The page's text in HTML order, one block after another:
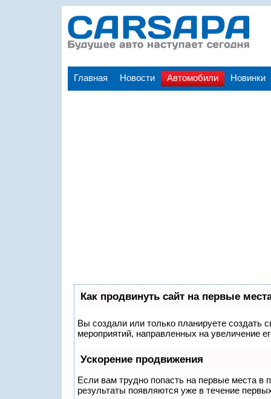
Главная Новости Автомобили Новинки
Как продвинуть сайт на первые
Вы создали или только планируете создать
мероприятий, направленных на увеличение
Ускорение продвижения
Если вам трудно попасть на первые места в
результаты появляются уже в течение